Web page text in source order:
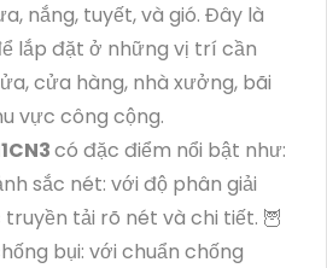
nắng, tuyết, và gió. Đây là
lắp đặt ở những vị trí cần
cửa hàng, nhà xưởng, bãi
vực công cộng.
có đặc điểm nổi bật như:
sắc nét: với độ phân giải
tải rõ nét và chi tiết. 🦉
bụi: với chuẩn chống